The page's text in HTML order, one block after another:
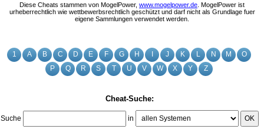
1 A B C D E F G H J K L N M
O
P
Q R S T U V W X Y Z
Cheat-Suche:
Suche in OK
Diese Cheats stammen von MogelPower, www.mogelpower.de . MogelPower ist
urheberrechtlich wie wettbewerbsrechtlich geschützt und darf nicht als Grundlage fuer
eigene Sammlungen verwendet werden.